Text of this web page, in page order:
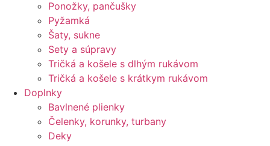
Ponožky, pančušky
Pyžamká
Šaty, sukne
Sety a súpravy
Tričká a košele s dlhým rukávom
Tričká a košele s krátkym rukávom
Doplnky
Bavlnené plienky
Čelenky, korunky, turbany
Deky